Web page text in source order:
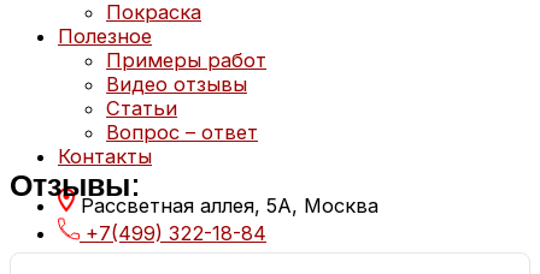
Покраска
Полезное
Примеры работ
Видео отзывы
Статьи
Вопрос – ответ
Контакты
Рассветная аллея, 5А, Москва
+7(499) 322-18-84
Отзывы: